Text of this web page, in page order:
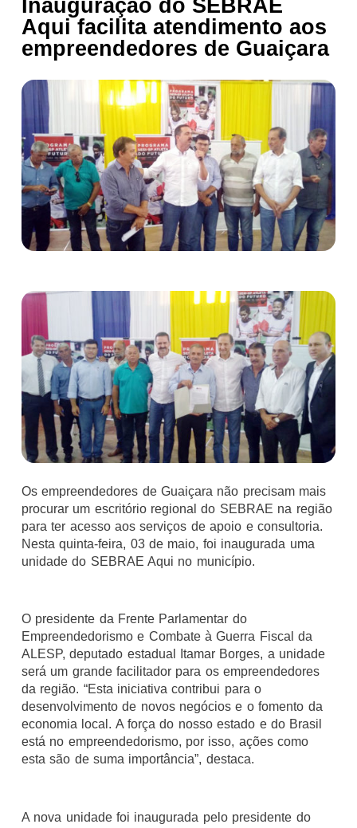
Inauguração do SEBRAE
Aqui facilita atendimento aos
empreendedores de Guaiçara
Os empreendedores de Guaiçara não precisam mais
procurar um escritório regional do SEBRAE na região
para ter acesso aos serviços de apoio e consultoria.
Nesta quinta-feira, 03 de maio, foi inaugurada uma
unidade do SEBRAE Aqui no município.
O presidente da Frente Parlamentar do
Empreendedorismo e Combate à Guerra Fiscal da
ALESP, deputado estadual Itamar Borges, a unidade
será um grande facilitador para os empreendedores
da região. “Esta iniciativa contribui para o
desenvolvimento de novos negócios e o fomento da
economia local. A força do nosso estado e do Brasil
está no empreendedorismo, por isso, ações como
esta são de suma importância”, destaca.
A nova unidade foi inaugurada pelo presidente do